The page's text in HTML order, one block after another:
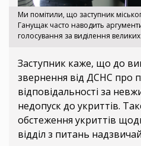
Ми помітили, що заступник
Ганущак часто наводить
голосування за виділення
Заступник каже, що до
звернення від ДСНС про
відповідальності за
недопуск до укриттів.
обстеження укриттів
відділ з питань